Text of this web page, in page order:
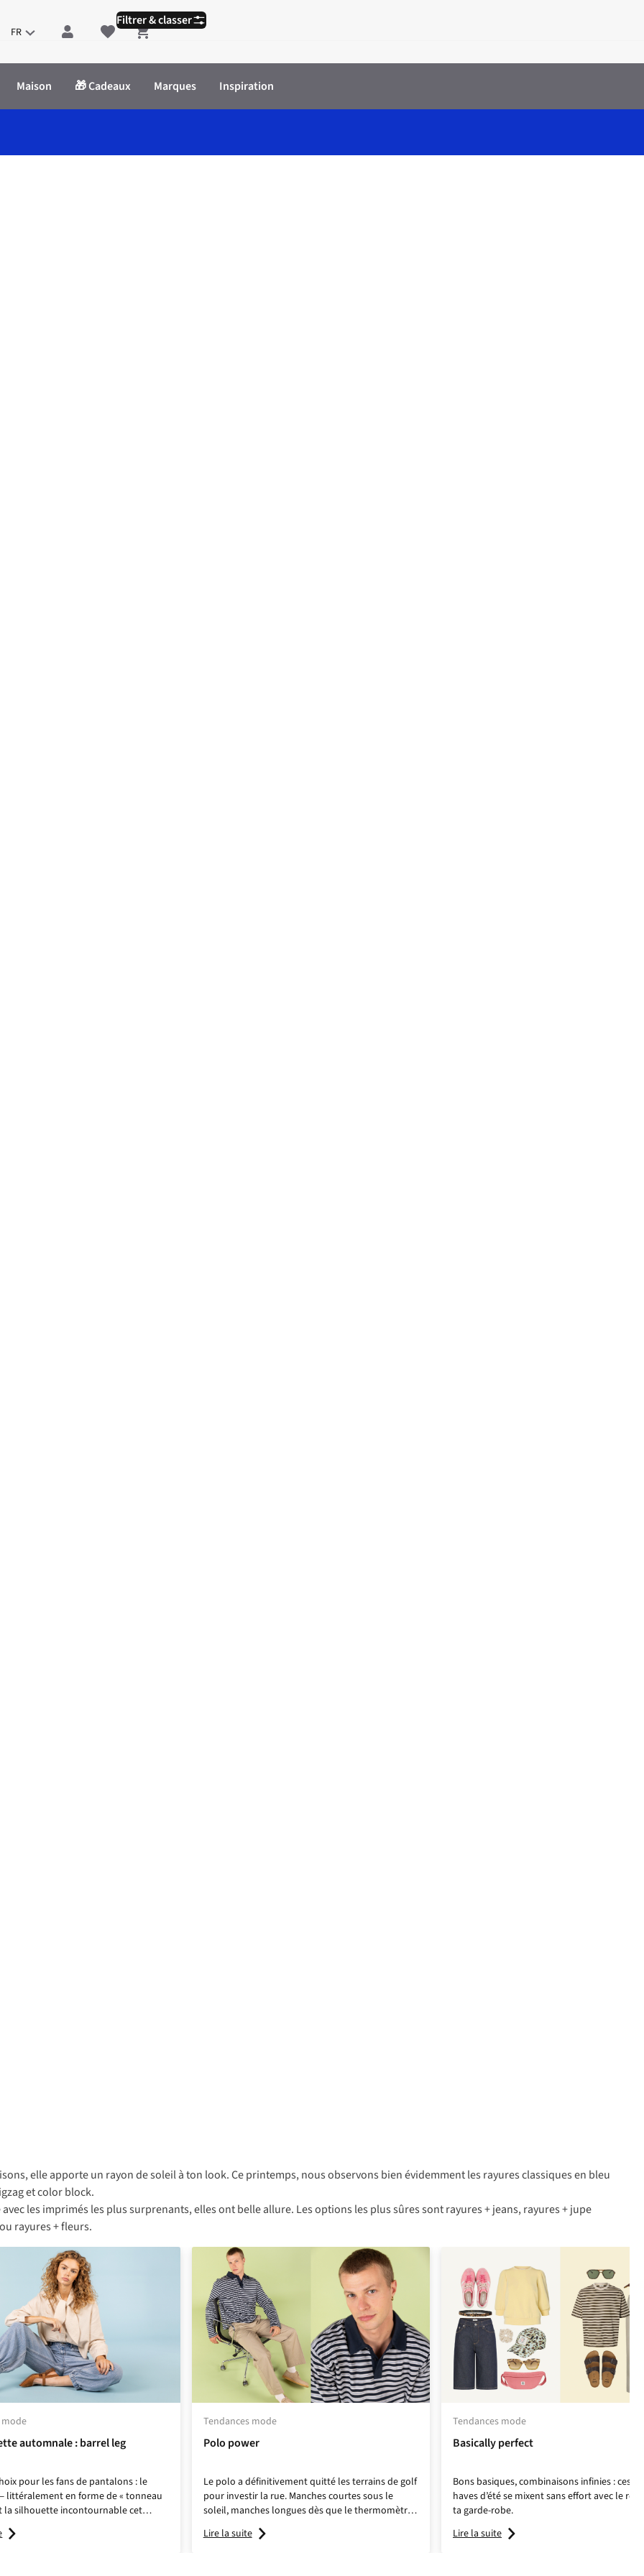
FR Shopping cart
Maison 🎁 Cadeaux Marques Inspiration
Filtrer & classer
elle apporte un rayon de soleil à ton look. Ce printemps, nous observons bien évidemment les rayures classiques en bleu
et color block.
les imprimés les plus surprenants, elles ont belle allure. Les options les plus sûres sont rayures + jeans, rayures + jupe
rayures + fleurs.
mode
automnale : barrel leg
pour les fans de pantalons : le
littéralement en forme de « tonneau
la silhouette incontournable cet
à une coupe légèrement
et chic à la fois, dans un mix de
Tendances mode
Polo power
Le polo a définitivement quitté les terrains de golf
pour investir la rue. Manches courtes sous le
soleil, manches longues dès que le thermomètre
chute : c'est la pièce ultime pour un look
casualsans effort. Porte-le avec un short en lin en
Lire la suite
Tendances mode
Basically perfect
Bons basiques, combinaisons infinies : ces 4
havesd’été se mixent sans effort avec le
ta garde-robe.
Lire la suite